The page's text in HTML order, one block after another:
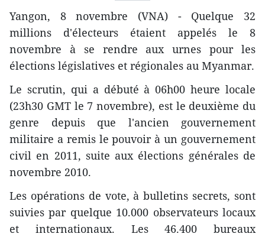
Yangon, 8 novembre (VNA) - Quelque 32
millions d'électeurs étaient appelés le 8
novembre à se rendre aux urnes pour les
élections législatives et régionales au Myanmar.
Le scrutin, qui a débuté à 06h00 heure locale
(23h30 GMT le 7 novembre), est le deuxième du
genre depuis que l'ancien gouvernement
militaire a remis le pouvoir à un gouvernement
civil en 2011, suite aux élections générales de
novembre 2010.
Les opérations de vote, à bulletins secrets, sont
suivies par quelque 10.000 observateurs locaux
et internationaux. Les 46.400 bureaux